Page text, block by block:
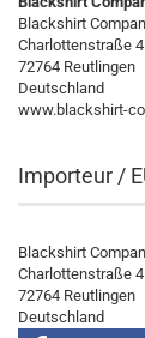
Blackshirt
Charlottenstraße
72764 Reutlingen
Deutschland
www.blackshirt-
Importeur /
Blackshirt
Charlottenstraße
72764 Reutlingen
Deutschland